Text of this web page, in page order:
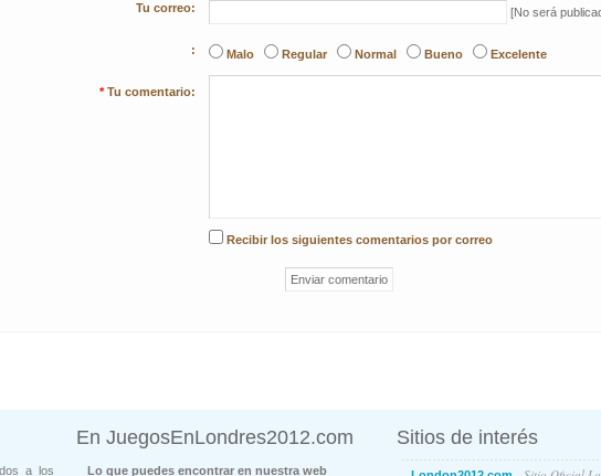
Tu correo: [No será
: Malo Regular Normal Bueno Excelente
* Tu comentario:
Recibir los siguientes comentarios por correo
a los
En JuegosEnLondres2012.com
Lo que puedes encontrar en nuestra web
Sitios de interés